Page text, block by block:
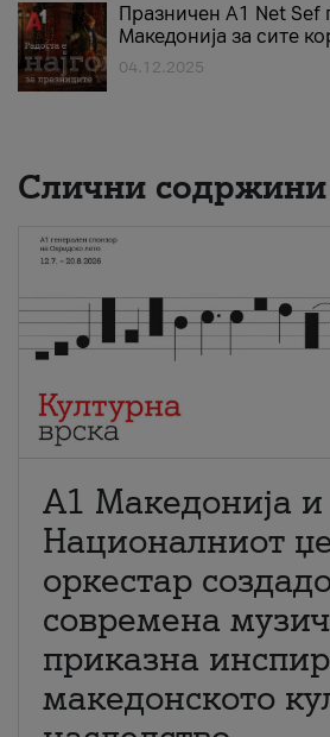
Празничен A1 Net Sеf
Македонија за сите
04.12.2025
Слични содржини
А1 Македонија и
Националниот
оркестар
современа
приказна
македонското